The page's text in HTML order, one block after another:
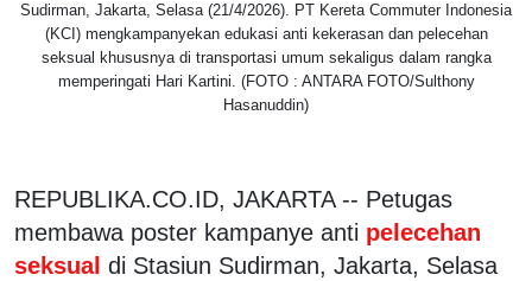
Sudirman, Jakarta, Selasa (21/4/2026). PT Kereta Commuter Indonesia
(KCI) mengkampanyekan edukasi anti kekerasan dan pelecehan
seksual khususnya di transportasi umum sekaligus dalam rangka
memperingati Hari Kartini. (FOTO : ANTARA FOTO/Sulthony
Hasanuddin)
REPUBLIKA.CO.ID, JAKARTA -- Petugas
membawa poster kampanye anti pelecehan
seksual di Stasiun Sudirman, Jakarta, Selasa